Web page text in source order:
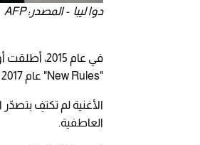
دوا ليبا - المصدر: AFP
"New Rules" عام 2017 لتُعيد رسم الخريطة الموسيقية.
الأغنية لم تكتفِ بتصدّر
العاطفية.